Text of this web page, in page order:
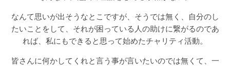
なんて思いが出そうなとこですが、そうでは無く、自分のし
たいことをして、それが困っている人の助けに繋がるのであ
れば、私にもできると思って始めたチャリティ活動。
皆さんに何かしてくれと言う事が言いたいのでは無くて、一